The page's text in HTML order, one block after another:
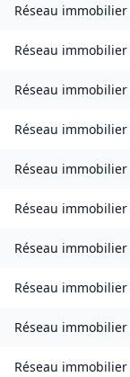
Réseau immobilier
Réseau immobilier
Réseau immobilier
Réseau immobilier
Réseau immobilier
Réseau immobilier
Réseau immobilier
Réseau immobilier
Réseau immobilier
Réseau immobilier